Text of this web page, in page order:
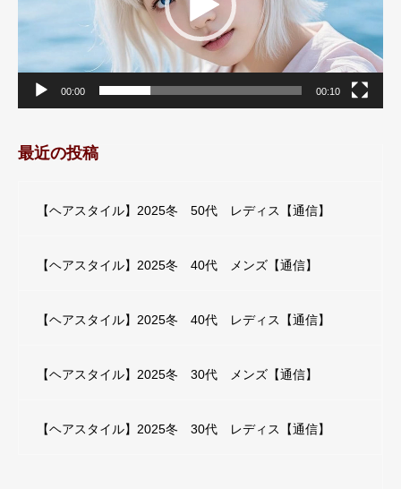
00:00 00:10
最近の投稿
【ヘアスタイル】2025冬 50代 レディス【通信】
【ヘアスタイル】2025冬 40代 メンズ【通信】
【ヘアスタイル】2025冬 40代 レディス【通信】
【ヘアスタイル】2025冬 30代 メンズ【通信】
【ヘアスタイル】2025冬 30代 レディス【通信】